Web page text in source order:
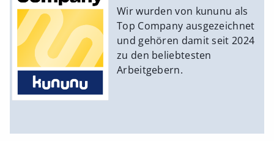
Wir wurden von kununu als
Top Company ausgezeichnet
und gehören damit seit 2024
zu den beliebtesten
Arbeitgebern.